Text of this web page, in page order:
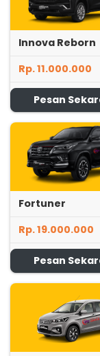
Innova Reborn
Rp. 11.000.000
Pesan
Fortuner
Rp. 19.000.000
Pesan